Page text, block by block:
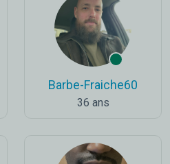
Barbe-Fraiche60
36 ans